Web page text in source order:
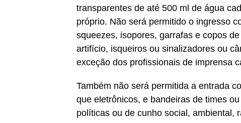
transparentes de até 500 ml de água
próprio. Não será permitido o ingresso
squeezes, isopores, garrafas e copos
artifício, isqueiros ou sinalizadores ou
exceção dos profissionais de imprensa
Também não será permitida a entrada
que eletrônicos, e bandeiras de times
políticas ou de cunho social, ambiental,